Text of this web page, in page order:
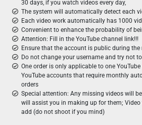
30 days, if you watch videos every day,
The system will automatically detect each
Each video work automatically has 1000
Convenient to enhance the probability of
Attention: Fill in the YouTube channel link!!!
Ensure that the account is public during
Do not change your username and try not
One order is only applicable to one
YouTube accounts that require monthly
orders
Special attention: Any missing videos will
will assist you in making up for them;
add (do not shoot if you mind)